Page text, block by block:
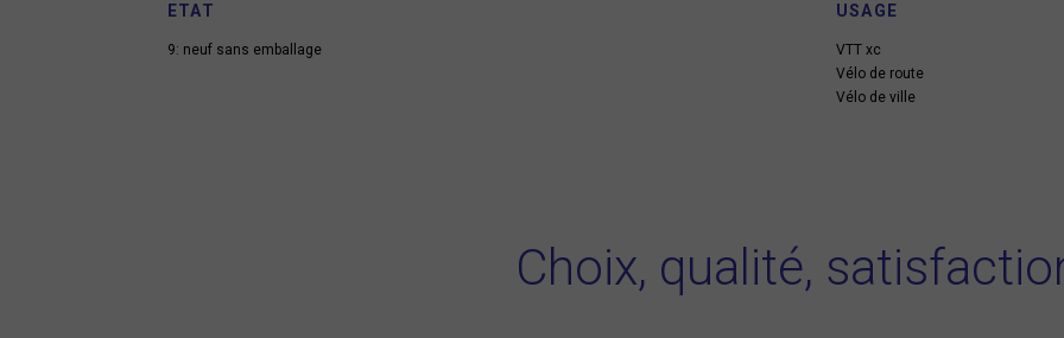
ETAT
9: neuf sans emballage
USAGE
VTT xc
Vélo de route
Vélo de ville
Choix, qualité,